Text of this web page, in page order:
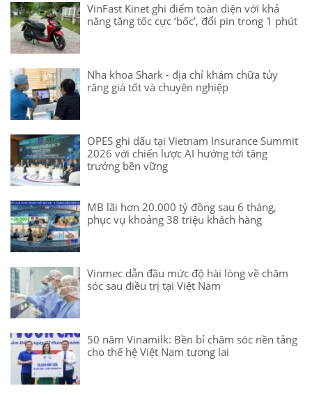
VinFast Kinet ghi điểm toàn diện với khả
năng tăng tốc cực ‘bốc’, đổi pin trong 1 phút
Nha khoa Shark - địa chỉ khám chữa tủy
răng giá tốt và chuyên nghiệp
OPES ghi dấu tại Vietnam Insurance Summit
2026 với chiến lược AI hướng tới tăng
trưởng bền vững
MB lãi hơn 20.000 tỷ đồng sau 6 tháng,
phục vụ khoảng 38 triệu khách hàng
Vinmec dẫn đầu mức độ hài lòng về chăm
sóc sau điều trị tại Việt Nam
50 năm Vinamilk: Bền bỉ chăm sóc nền tảng
cho thế hệ Việt Nam tương lai